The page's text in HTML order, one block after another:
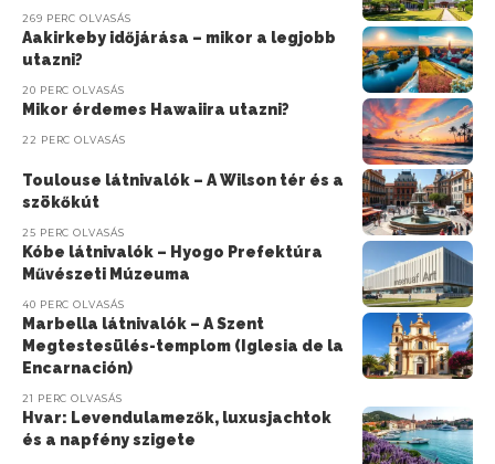
269 PERC OLVASÁS
Aakirkeby időjárása – mikor a legjobb
utazni?
20 PERC OLVASÁS
Mikor érdemes Hawaiira utazni?
22 PERC OLVASÁS
Toulouse látnivalók – A Wilson tér és a
szökőkút
25 PERC OLVASÁS
Kóbe látnivalók – Hyogo Prefektúra
Művészeti Múzeuma
40 PERC OLVASÁS
Marbella látnivalók – A Szent
Megtestesülés-templom (Iglesia de la
Encarnación)
21 PERC OLVASÁS
Hvar: Levendulamezők, luxusjachtok
és a napfény szigete